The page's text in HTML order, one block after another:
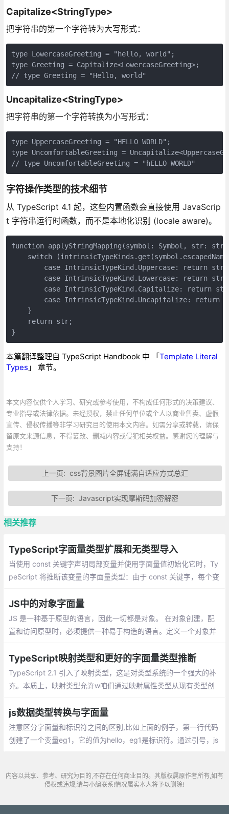
Capitalize<StringType>
把字符串的第一个字符转为大写形式：
type LowercaseGreeting = "hello, world";
type Greeting = Capitalize<LowercaseGreeting>;
// type Greeting = "Hello, world"
Uncapitalize<StringType>
把字符串的第一个字符转换为小写形式：
type UppercaseGreeting = "HELLO WORLD";
type UncomfortableGreeting =
// type UncomfortableGreeting = "hELLO WORLD"
字符操作类型的技术细节
从 TypeScript 4.1 起，这些内置函数会直接使用 JavaScrip
t 字符串运行时函数，而不是本地化识别 (locale aware)。
function applyStringMapping(symbol: Symbol, str:
switch
case IntrinsicTypeKind.Uppercase: return
case IntrinsicTypeKind.Lowercase: return
case IntrinsicTypeKind.Capitalize: return
case IntrinsicTypeKind.Uncapitalize: return
    }
    return str;
}
本篇翻译整理自 TypeScript Handbook 中 「Template Literal
Types 」 章节。
本文内容仅供个人学习、研究或参考使用，不构成任何形式的决策建议、
专业指导或法律依据。未经授权，禁止任何单位或个人以商业售卖、虚假
宣传、侵权传播等非学习研究目的使用本文内容。如需分享或转载，请保
留原文来源信息，不得篡改、删减内容或侵犯相关权益。感谢您的理解与
支持！
上一页: css背景图片全屏铺满自适应方式总汇
下一页:Javascript实现摩斯码加密解密
相关推荐
TypeScript字面量类型扩展和无类型导入
当使用 const 关键字声明局部变量并使用字面量值初始化它时，Ty
peScript 将推断该变量的字面量类型：由于 const 关键字，每个变
JS中的对象字面量
JS 是一种基于原型的语言，因此一切都是对象。 在对象创建，配
置和访问原型时，必须提供一种易于构造的语言。定义一个对象并
TypeScript映射类型和更好的字面量类型推断
TypeScript 2.1 引入了映射类型，这是对类型系统的一个强大的补
充。本质上，映射类型允许w咱们通过映射属性类型从现有类型创
的属性组成新的类型。
js数据类型转换与字面量
注意区分字面量和标识符之间的区别,比如上面的例子，第一行代码
创建了一个变量eg1，它的值为hello，eg1是标识符。通过引号，js
内容以共享、参考、研究为目的,不存在任何商业目的。其版权属原作者所有,如有
侵权或违规,请与小编联系!情况属实本人将予以删除!